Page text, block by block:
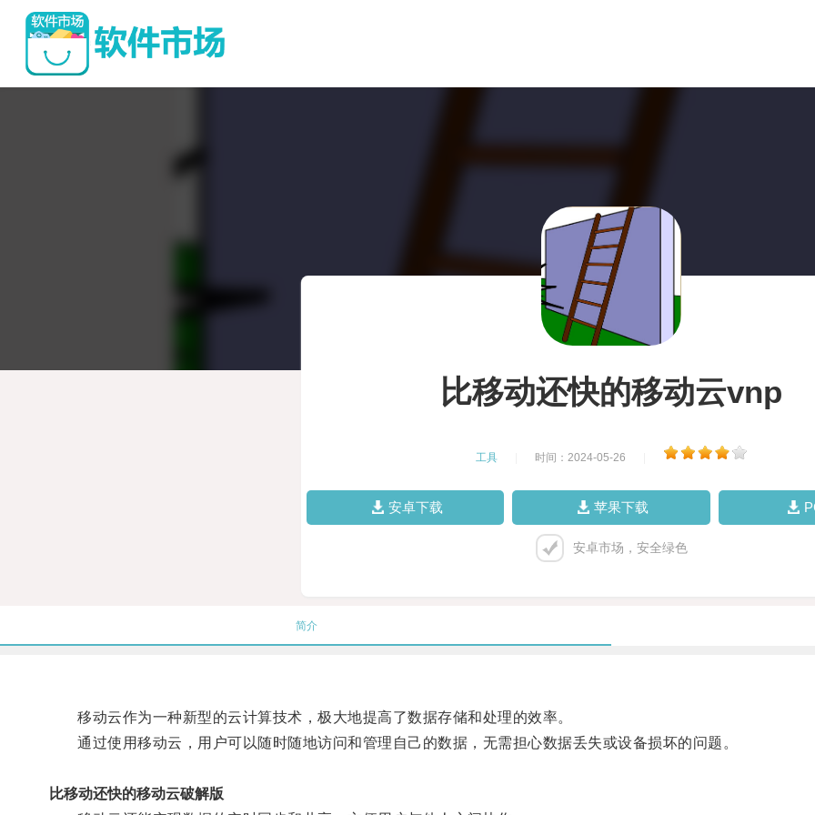
比移动还快的移动云vnp
工具 时间：2024-05-26
安卓下载 苹果下载
安卓市场，安全绿色
简介
移动云作为一种新型的云计算技术，极大地提高了数据存储和处理的效率。
通过使用移动云，用户可以随时随地访问和管理自己的数据，无需担心数据丢失或设备损坏的问题。
比移动还快的移动云破解版